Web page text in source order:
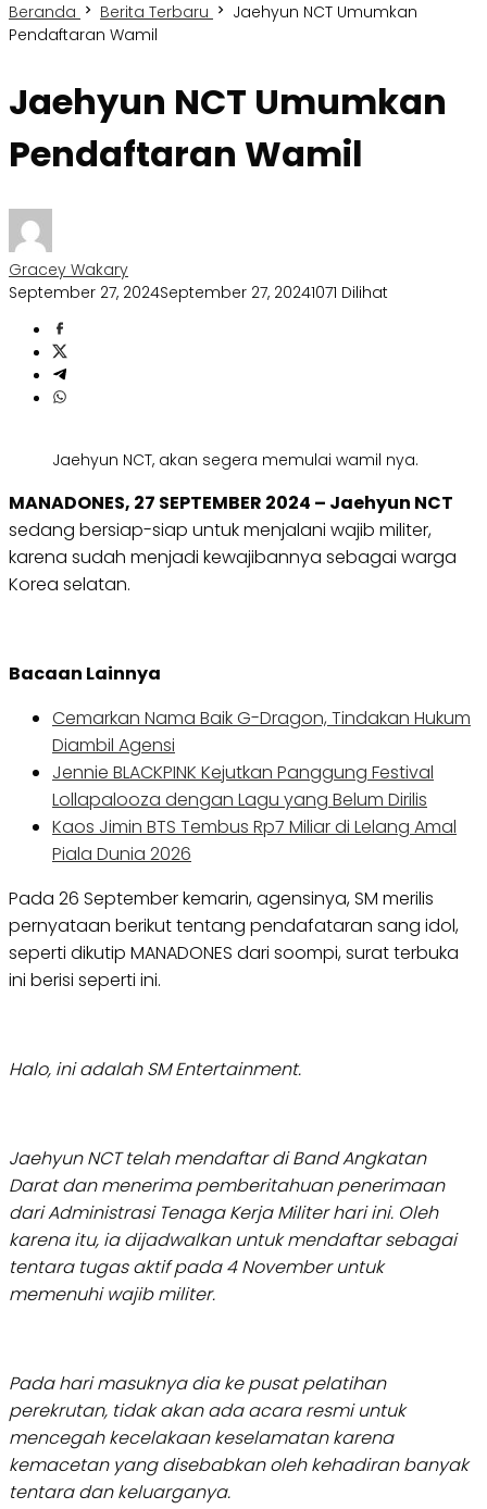
Beranda Berita Terbaru
Jaehyun NCT Umumkan
Pendaftaran Wamil
Jaehyun NCT Umumkan
Pendaftaran Wamil
Gracey Wakary
September 27, 2024September 27, 20241071 Dilihat
Jaehyun NCT, akan segera memulai wamil nya.
MANADONES, 27 SEPTEMBER 2024 – Jaehyun NCT
sedang bersiap-siap untuk menjalani wajib militer,
karena sudah menjadi kewajibannya sebagai warga
Korea selatan.
Bacaan Lainnya
Cemarkan Nama Baik G-Dragon, Tindakan Hukum
Diambil Agensi
Jennie BLACKPINK Kejutkan Panggung Festival
Lollapalooza dengan Lagu yang Belum Dirilis
Kaos Jimin BTS Tembus Rp7 Miliar di Lelang Amal
Piala Dunia 2026
Pada 26 September kemarin, agensinya, SM merilis
pernyataan berikut tentang pendafataran sang idol,
seperti dikutip MANADONES dari soompi, surat terbuka
ini berisi seperti ini.
Halo, ini adalah SM Entertainment.
Jaehyun NCT telah mendaftar di Band Angkatan
Darat dan menerima pemberitahuan penerimaan
dari Administrasi Tenaga Kerja Militer hari ini. Oleh
karena itu, ia dijadwalkan untuk mendaftar sebagai
tentara tugas aktif pada 4 November untuk
memenuhi wajib militer.
Pada hari masuknya dia ke pusat pelatihan
perekrutan, tidak akan ada acara resmi untuk
mencegah kecelakaan keselamatan karena
kemacetan yang disebabkan oleh kehadiran banyak
tentara dan keluarganya.